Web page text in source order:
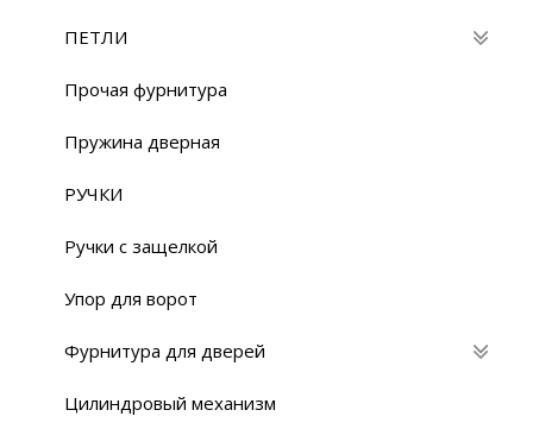
ПЕТЛИ
Прочая фурнитура
Пружина дверная
РУЧКИ
Ручки с защелкой
Упор для ворот
Фурнитура для дверей
Цилиндровый механизм